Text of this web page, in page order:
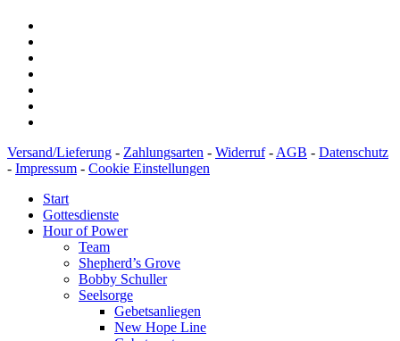
Versand/Lieferung - Zahlungsarten - Widerruf- AGB - Datenschutz
- Impressum - Cookie Einstellungen
Start
Gottesdienste
Hour of Power
Team
Shepherd’s Grove
Bobby Schuller
Seelsorge
Gebetsanliegen
New Hope Line